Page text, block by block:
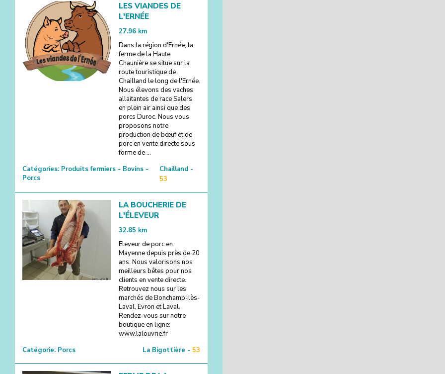
LES VIANDES DE
L'ERNÉE
27.96 km
Dans la région d'Ernée, la
ferme de la Haute
Chaunière se situe sur la
route touristique de
Chailland le long de l'Ernée.
Nous élevons des vaches
allaitantes de race Salers
en plein air ainsi que des
porcs Duroc. Nous vous
proposons notre
production de bœuf et de
porc en vente directe sous
forme de ...
Catégories: Produits fermiers - Bovins -
Porcs
Chailland -
53
LA BOUCHERIE DE
L'ÉLEVEUR
32.85 km
Eleveur de porc en
Mayenne depuis près de 20
ans. Nous valorisons nos
meilleurs bêtes pour nos
clients en vente directe.
Retrouvez nous sur les
marchés de Bonchamp-lès-
Laval, Evron et Laval.
Rendez-vous sur notre
boutique en ligne:
www.lalouvrie.fr
Catégorie: Porcs La Bigottière - 53